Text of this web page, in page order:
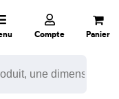
Compte Panier